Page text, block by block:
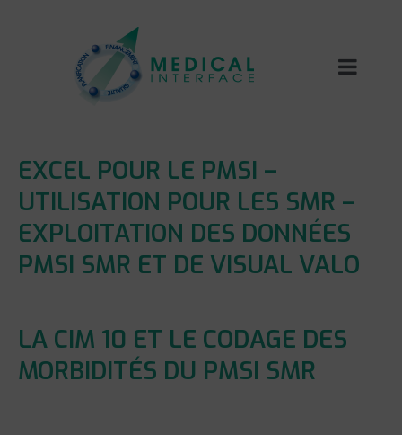
EXCEL POUR LE PMSI –
UTILISATION POUR LES SMR –
EXPLOITATION DES DONNÉES
PMSI SMR ET DE VISUAL VALO
LA CIM 10 ET LE CODAGE DES
MORBIDITÉS DU PMSI SMR